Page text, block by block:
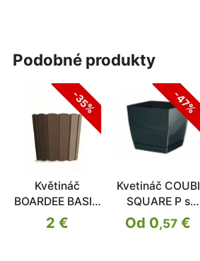
podobné produkty
-35%
Květináč
BOARDEE BASIC
hnědý 19,9cm
2 €
-47%
Kvetináč COUBI
SQUARE P s
miskou
Od 0,57 €